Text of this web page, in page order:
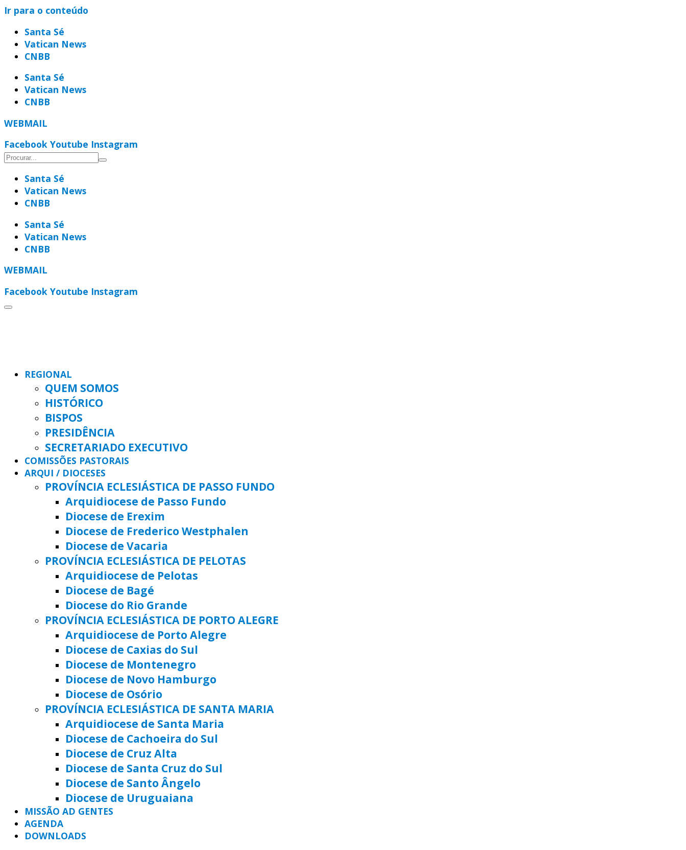
Ir para o conteúdo
Santa Sé
Vatican News
CNBB
Santa Sé
Vatican News
CNBB
WEBMAIL
Facebook Youtube Instagram
Santa Sé
Vatican News
CNBB
Santa Sé
Vatican News
CNBB
WEBMAIL
Facebook Youtube Instagram
REGIONAL
QUEM SOMOS
HISTÓRICO
BISPOS
PRESIDÊNCIA
SECRETARIADO EXECUTIVO
COMISSÕES PASTORAIS
ARQUI / DIOCESES
PROVÍNCIA ECLESIÁSTICA DE PASSO FUNDO
Arquidiocese de Passo Fundo
Diocese de Erexim
Diocese de Frederico Westphalen
Diocese de Vacaria
PROVÍNCIA ECLESIÁSTICA DE PELOTAS
Arquidiocese de Pelotas
Diocese de Bagé
Diocese do Rio Grande
PROVÍNCIA ECLESIÁSTICA DE PORTO ALEGRE
Arquidiocese de Porto Alegre
Diocese de Caxias do Sul
Diocese de Montenegro
Diocese de Novo Hamburgo
Diocese de Osório
PROVÍNCIA ECLESIÁSTICA DE SANTA MARIA
Arquidiocese de Santa Maria
Diocese de Cachoeira do Sul
Diocese de Cruz Alta
Diocese de Santa Cruz do Sul
Diocese de Santo Ângelo
Diocese de Uruguaiana
MISSÃO AD GENTES
AGENDA
DOWNLOADS